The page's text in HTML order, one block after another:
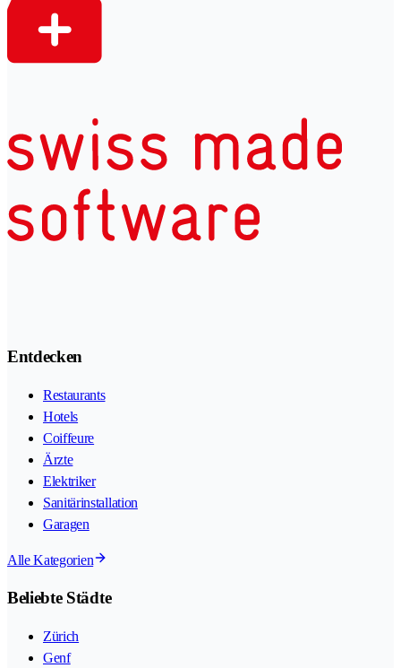
Entdecken
Restaurants
Hotels
Coiffeure
Ärzte
Elektriker
Sanitärinstallation
Garagen
Alle Kategorien
Beliebte Städte
Zürich
Genf